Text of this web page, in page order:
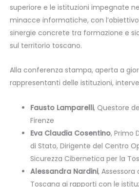
superiore e le istituzioni impegnate
minacce informatiche, con
sinergie concrete tra formazione e
sul territorio toscano.
Alla conferenza stampa, aperta a
rappresentanti delle istituzioni,
Fausto Lamparelli, Questore
Firenze
Eva Claudia Cosentino, Primo
di Stato, Dirigente del Centro
Sicurezza Cibernetica per la
Alessandra Nardini, Assessora
Toscana ai rapporti con le